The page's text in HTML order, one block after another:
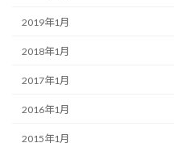
2019年1月
2018年1月
2017年1月
2016年1月
2015年1月